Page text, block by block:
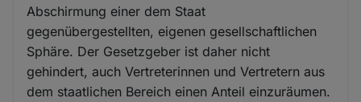
Abschirmung einer dem Staat
gegenübergestellten, eigenen gesellschaftlichen
Sphäre. Der Gesetzgeber ist daher nicht
gehindert, auch Vertreterinnen und Vertretern aus
dem staatlichen Bereich einen Anteil einzuräumen.